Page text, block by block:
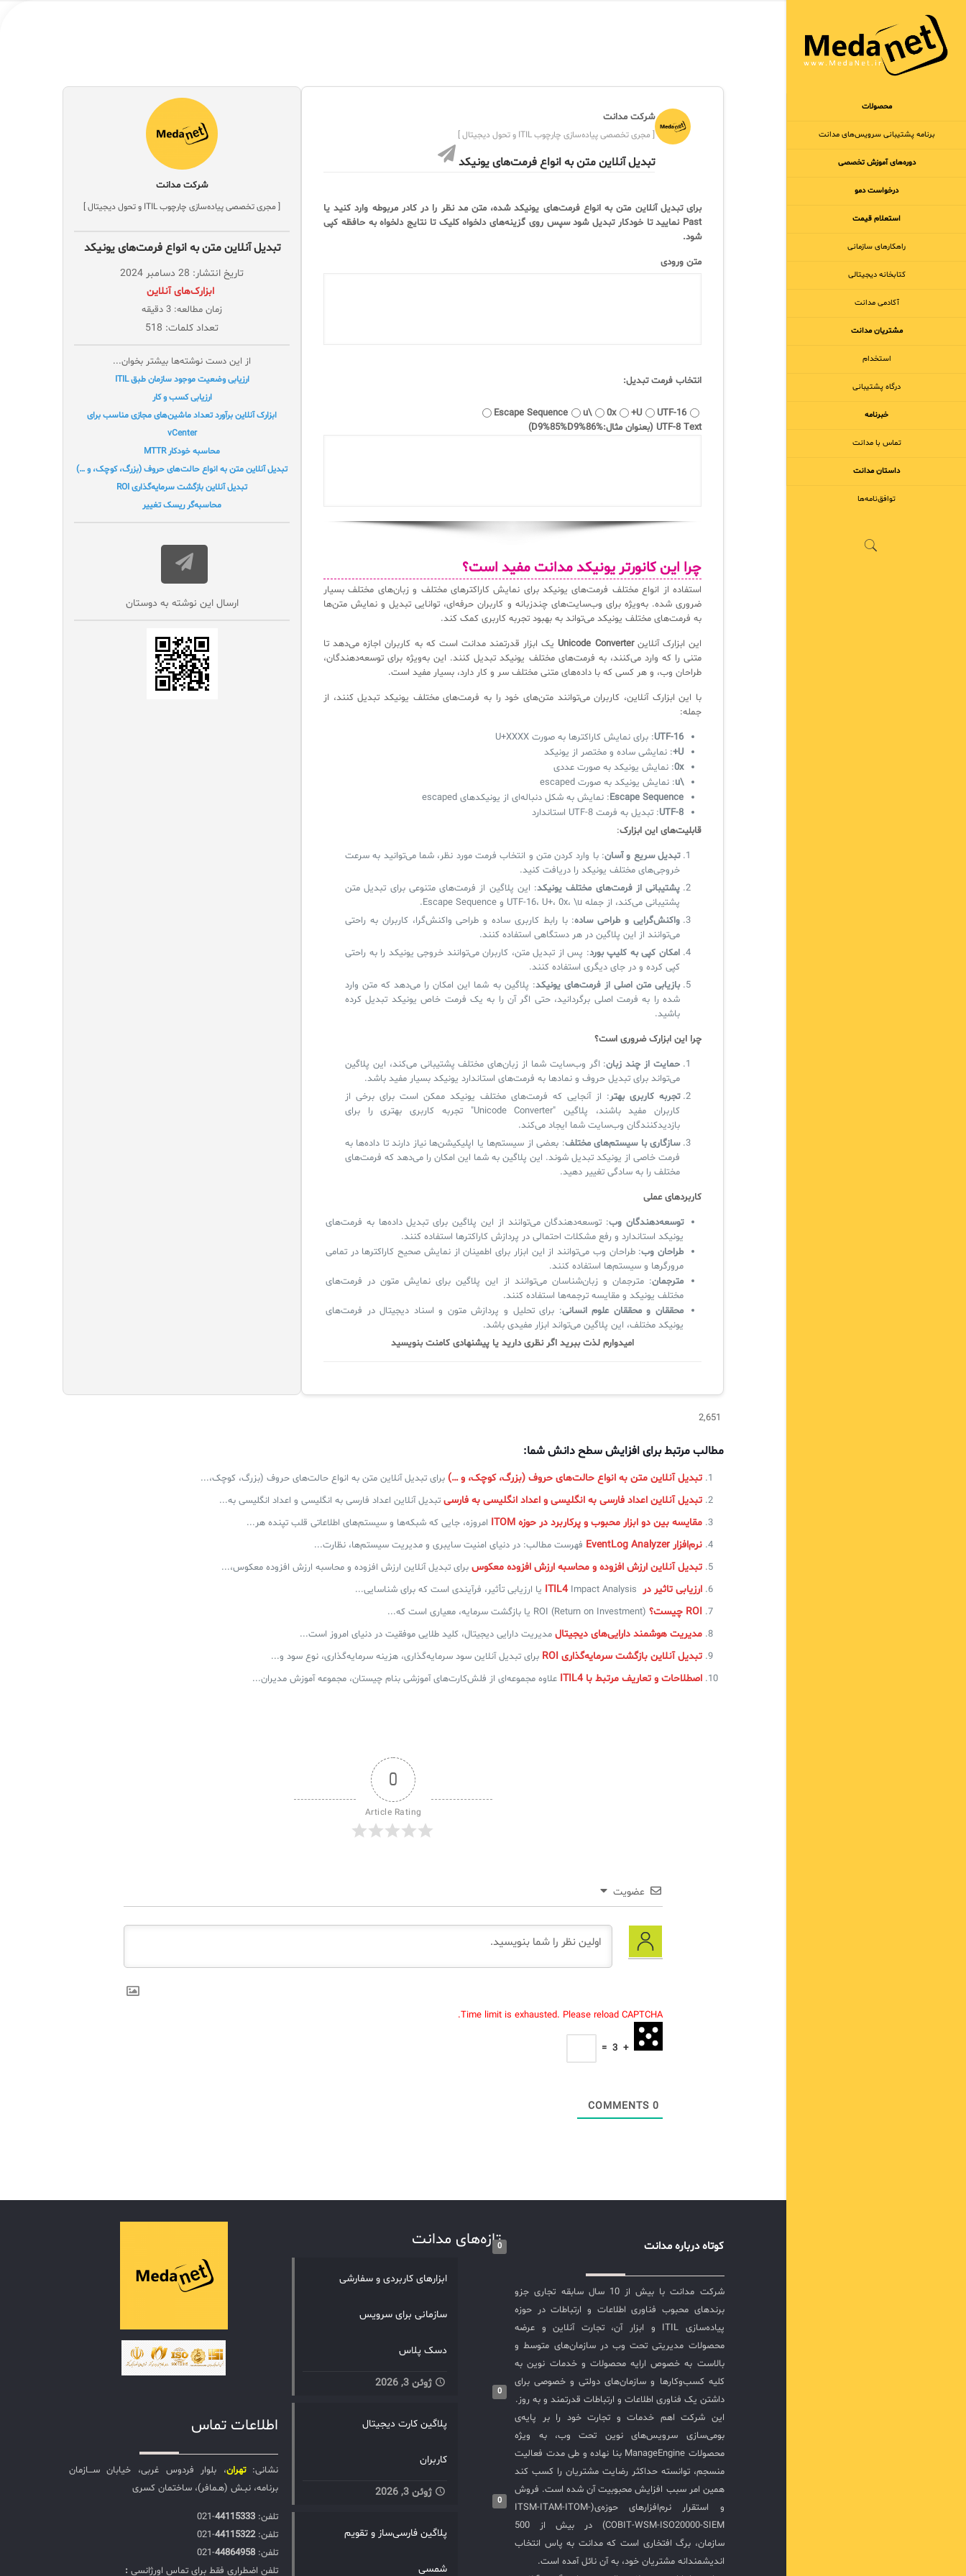
محصولات
برنامه‌ پشتیبانی سرویس‌های مدانت
دوره‌های آموزش تخصصی
درخواست دمو
استعلام قیمت
راهکارهای سازمانی
کتابخانه دیجیتالی
آکادمی مدانت
مشتریان مدانت
استخدام
درگاه پشتیبانی
خبرنامه
تماس با مدانت
داستان مدانت
توافق‌نامه‌ها
شرکت مدانت
[ مجری تخصصی پیاده‌سازی چارچوب ITIL و تحول دیجیتال ]
تبدیل آنلاین متن به انواع فرمت‌های یونیکد
برای تبدیل آنلاین متن به انواع فرمت‌های یونیکد شده، متن مد نظر را در کادر مربوطه وارد کنید یا
Past نمایید تا خودکار تبدیل شود سپس روی گزینه‌های دلخواه کلیک تا نتایج دلخواه به حافظه کپی
شود.
متن ورودی
انتخاب فرمت تبدیل:
UTF-16
U+
0x
\u
Escape Sequence
UTF-8 Text (بعنوان مثال:%D9%85%D9%86)
چرا این کانورتر یونیکد مدانت مفید است؟
استفاده از انواع مختلف فرمت‌های یونیکد برای نمایش کاراکترهای مختلف و زبان‌های مختلف بسیار
ضروری شده. به‌ویژه برای وب‌سایت‌های چندزبانه و کاربران حرفه‌ای، توانایی تبدیل و نمایش متن‌ها
به فرمت‌های مختلف یونیکد می‌تواند به بهبود تجربه کاربری کمک کند.
این ابزارک آنلاینUnicode Converter یک ابزار قدرتمند مدانت است که به کاربران اجازه می‌دهد تا
متنی را که وارد می‌کنند، به فرمت‌های مختلف یونیکد تبدیل کنند. این به‌ویژه برای توسعه‌دهندگان،
طراحان وب، و هر کسی که با داده‌های متنی مختلف سر و کار دارد، بسیار مفید است.
با این ابزارک آنلاین، کاربران می‌توانند متن‌های خود را به فرمت‌های مختلف یونیکد تبدیل کنند، از
جمله:
UTF-16: برای نمایش کاراکترها به صورت U+XXXX
U+ : نمایشی ساده و مختصر از یونیکد
0x: نمایش یونیکد به صورت عددی
\u : نمایش یونیکد به صورت escaped
Escape Sequence: نمایش به شکل دنباله‌ای از یونیکدهای escaped
UTF-8: تبدیل به فرمت UTF-8 استاندارد
قابلیت‌های این ابزارک:
تبدیل سریع و آسان: با وارد کردن متن و انتخاب فرمت مورد نظر، شما می‌توانید به سرعت
خروجی‌های مختلف یونیکد را دریافت کنید.
پشتیبانی از فرمت‌های مختلف یونیکد: این پلاگین از فرمت‌های متنوعی برای تبدیل متن
پشتیبانی می‌کند، از جمله UTF-16، U+، 0x، \u و Escape Sequence.
واکنش‌گرایی و طراحی ساده: با رابط کاربری ساده و طراحی واکنش‌گرا، کاربران به راحتی
می‌توانند از این پلاگین در هر دستگاهی استفاده کنند.
امکان کپی به کلیپ بورد: پس از تبدیل متن، کاربران می‌توانند خروجی یونیکد را به راحتی
کپی کرده و در جای دیگری استفاده کنند.
بازیابی متن اصلی از فرمت‌های یونیکد: پلاگین به شما این امکان را می‌دهد که متن وارد
شده را به فرمت اصلی برگردانید، حتی اگر آن را به یک فرمت خاص یونیکد تبدیل کرده
باشید.
چرا این ابزارک ضروری است؟
حمایت از چند زبان: اگر وب‌سایت شما از زبان‌های مختلف پشتیبانی می‌کند، این پلاگین
می‌تواند برای تبدیل حروف و نمادها به فرمت‌های استاندارد یونیکد بسیار مفید باشد.
تجربه کاربری بهتر: از آنجایی که فرمت‌های مختلف یونیکد ممکن است برای برخی از
کاربران مفید باشند، پلاگین "Unicode Converter" تجربه کاربری بهتری را برای
بازدیدکنندگان وب‌سایت شما ایجاد می‌کند.
سازگاری با سیستم‌های مختلف: بعضی از سیستم‌ها یا اپلیکیشن‌ها نیاز دارند تا داده‌ها به
فرمت خاصی از یونیکد تبدیل شوند. این پلاگین به شما این امکان را می‌دهد که فرمت‌های
مختلف را به سادگی تغییر دهید.
کاربردهای عملی
توسعه‌دهندگان وب: توسعه‌دهندگان می‌توانند از این پلاگین برای تبدیل داده‌ها به فرمت‌های
یونیکد استاندارد و رفع مشکلات احتمالی در پردازش کاراکترها استفاده کنند.
طراحان وب: طراحان وب می‌توانند از این ابزار برای اطمینان از نمایش صحیح کاراکترها در تمامی
مرورگرها و سیستم‌ها استفاده کنند.
مترجمان: مترجمان و زبان‌شناسان می‌توانند از این پلاگین برای نمایش متون در فرمت‌های
مختلف یونیکد و مقایسه ترجمه‌ها استفاده کنند.
محققان و محققان علوم انسانی: برای تحلیل و پردازش متون و اسناد دیجیتال در فرمت‌های
یونیکد مختلف، این پلاگین می‌تواند ابزار مفیدی باشد.
امیدوارم لذت ببرید اگر نظری دارید یا پیشنهادی کامنت بنویسید
شرکت مدانت
[ مجری تخصصی پیاده‌سازی چارچوب ITIL و تحول دیجیتال ]
تبدیل آنلاین متن به انواع فرمت‌های یونیکد
تاریخ انتشار: 28 دسامبر 2024
‌ ابزارک‌های آنلاین
زمان مطالعه: 3 دقیقه
تعداد کلمات: 518
از این دست نوشته‌ها بیشتر بخوان...
ارزیابی وضعیت موجود سازمان طبق ITIL
ارزیابی کسب و کار
ابزارک آنلاین برآورد تعداد ماشین‌های مجازی مناسب برای
vCenter
محاسبه خودکار MTTR
تبدیل آنلاین متن به انواع حالت‌های حروف (بزرگ، کوچک، و …)
تبدیل آنلاین بازگشت سرمایه‌گذاری ROI
محاسبه‌گر ریسک تغییر
ارسال این نوشته به دوستان‌
2,651
مطالب مرتبط برای افزایش سطح دانش شما:
تبدیل آنلاین متن به انواع حالت‌های حروف (بزرگ، کوچک، و …) برای تبدیل آنلاین متن به انواع حالت‌های حروف (بزرگ، کوچک،...
تبدیل آنلاین اعداد فارسی به انگلیسی و اعداد انگلیسی به فارسی تبدیل آنلاین اعداد فارسی به انگلیسی و اعداد انگلیسی به...
مقایسه بین دو ابزار محبوب و پرکاربرد در حوزه ITOM امروزه، جایی که شبکه‌ها و سیستم‌های اطلاعاتی قلب تپنده هر...
نرم‌افزار EventLog Analyzer فهرست مطالب: در دنیای امنیت سایبری و مدیریت سیستم‌ها، نظارت...
تبدیل آنلاین ارزش افزوده و محاسبه ارزش افزوده معکوس برای تبدیل آنلاین ارزش افزوده و محاسبه ارزش افزوده معکوس،...
ارزیابی تاثیر در ITIL4 Impact Analysis یا ارزیابی تأثیر، فرآیندی است که برای شناسایی...
ROI چیست؟ ROI (Return on Investment) یا بازگشت سرمایه، معیاری است که...
مدیریت هوشمند دارایی‌های دیجیتال مدیریت دارایی دیجیتال، کلید طلایی موفقیت در دنیای امروز است...
تبدیل آنلاین بازگشت سرمایه‌گذاری ROI برای تبدیل آنلاین سود سرمایه‌گذاری، هزینه سرمایه‌گذاری، نوع سود و...
اصطلاحات و تعاریف مرتبط با ITIL4 علاوه مجموعه‌ای از فلش‌کارت‌های آموزشی بنام چیستان، مجموعه‌ آموزش مدیران...
0
Article Rating
عضویت
Time limit is exhausted. Please reload CAPTCHA.
+
3
=
0
COMMENTS
کوتاه درباره مدانت
شرکت مدانت با بیش از 10 سال سابقه تجاری جزو
برندهای محبوب فناوری اطلاعات و ارتباطات در حوزه
پیاده‌سازی ITIL و ابزار آن، تجارت آنلاین و عرضه
محصولات مدیریتی تحت وب در سازمان‌های متوسط و
بالاست به خصوص ارایه محصولات و خدمات نوین به
کلیه کسب‌وکارها و سازمان‌های دولتی و خصوصی برای
داشتن یک فناوری اطلاعات و ارتباطات قدرتمند و به روز.
این شرکت اهم خدمات و تجارت خود را بر پایه‌ی
بومی‌سازی سرویس‌های نوین تحت وب، به ویژه
محصولات ManageEngine بنا نهاده و طی مدت فعالیت
منسجم، توانسته حداکثر رضایت مشتریان را کسب کند
همین امر سبب افزایش محبوبیت آن شده است. فروش
و استقرار نرم‌افزارهای حوزه‌ی(ITSM-ITAM-ITOM-
COBIT-WSM-ISO20000-SIEM) در بیش از 500
سازمان، برگ افتخاری است که مدانت به پاس انتخاب
اندیشمندانه مشتریان خود، به آن نائل آمده است.
تازه‌های مدانت
0
ابزارهای کاربردی و سفارشی
سازمانی برای سرویس
دسک پلاس
ژوئن 3, 2026
0
پلاگین کارت دیجیتال
کاربران
ژوئن 3, 2026
0
پلاگین فارسی‌ساز و تقویم
شمسی
اطلاعات تماس
نشانی:تهران، بلوار فردوس غربی، خیابان ســـازمان
برنامه، نبـش (هـمافر)، ساختمان کسری
تلفن:‌ 44115333
-021
تلفن:‌44115322
-021
تلفن:‌ 44864958
-021
تلفن اضطراری فقط برای تماس اورژانسی :